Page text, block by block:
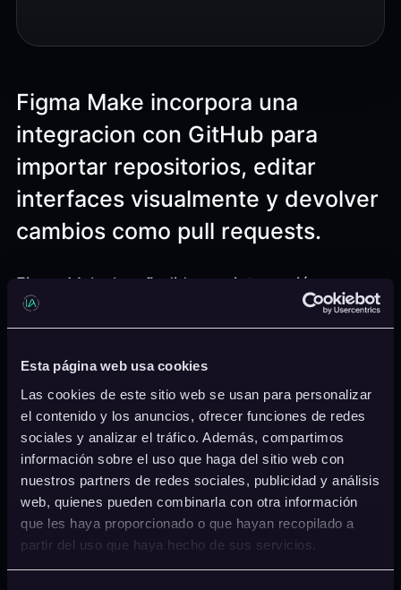
Esta página web usa cookies
Las cookies de este sitio web se usan para personalizar
el contenido y los anuncios, ofrecer funciones de redes
sociales y analizar el tráfico. Además, compartimos
información sobre el uso que haga del sitio web con
nuestros partners de redes sociales, publicidad y análisis
web, quienes pueden combinarla con otra información
que les haya proporcionado o que hayan recopilado a
partir del uso que haya hecho de sus servicios.
Figma Make incorpora una
integracion con GitHub para
importar repositorios, editar
interfaces visualmente y devolver
cambios como pull requests.
Figma Make ha añadido una integración
bidireccional con repositorios Git para conectar
la aplicación de escritorio de Figma, seleccionar
elementos de la interfaz y pedir cambios
mediante instrucciones o anotaciones
contextuales.
Figma Make lee la arquitectura que rodea al
componente y puede utilizar las reglas del